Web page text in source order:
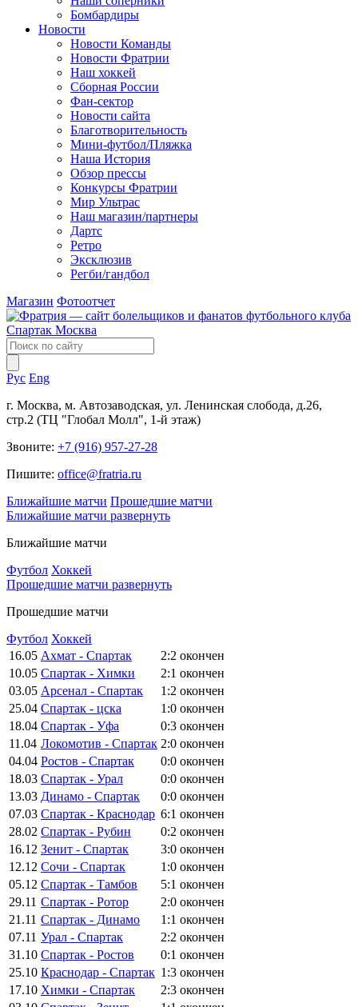
Бомбардиры
Новости
Новости Команды
Новости Фратрии
Наш хоккей
Сборная России
Фан-cектор
Новости сайта
Благотворительность
Мини-футбол/Пляжка
Наша История
Обзор прессы
Конкурсы Фратрии
Мир Ультрас
Наш магазин/партнеры
Дартс
Ретро
Эксклюзив
Регби/гандбол
Магазин Фотоотчет
Рус Eng
г. Москва, м. Автозаводская, ул. Ленинская слобода, д.26,
стр.2 (ТЦ "Глобал Молл", 1-й этаж)
Звоните: +7 (916) 957-27-28
Пишите: office@fratria.ru
Ближайшие матчи Прошедшие матчи
Ближайшие матчи развернуть
Ближайшие матчи
Футбол Хоккей
Прошедшие матчи развернуть
Прошедшие матчи
Футбол Хоккей
16.05 Ахмат - Спартак 2:2 окончен
10.05 Спартак - Химки 2:1 окончен
03.05 Арсенал - Спартак 1:2 окончен
25.04 Спартак - цска 1:0 окончен
18.04 Спартак - Уфа 0:3 окончен
11.04 Локомотив - Спартак 2:0 окончен
04.04 Ростов - Спартак 0:0 окончен
18.03 Спартак - Урал 0:0 окончен
13.03 Динамо - Спартак 0:0 окончен
07.03 Спартак - Краснодар 6:1 окончен
28.02 Спартак - Рубин 0:2 окончен
16.12 Зенит - Спартак 3:0 окончен
12.12 Сочи - Спартак 1:0 окончен
05.12 Спартак - Тамбов 5:1 окончен
29.11 Спартак - Ротор 2:0 окончен
21.11 Спартак - Динамо 1:1 окончен
07.11 Урал - Спартак 2:2 окончен
31.10 Спартак - Ростов 0:1 окончен
25.10 Краснодар - Спартак 1:3 окончен
17.10 Химки - Спартак 2:3 окончен